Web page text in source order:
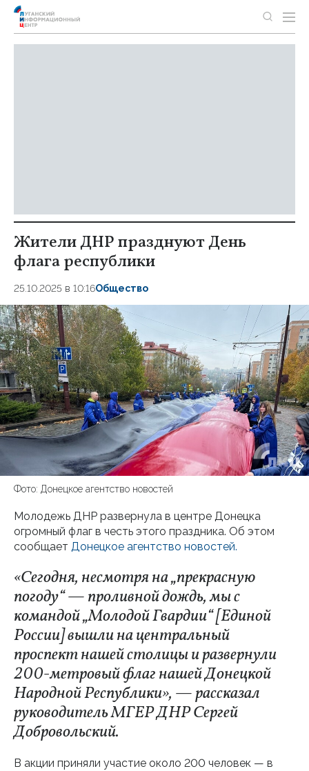
Жители ДНР празднуют День
флага республики
25.10.2025 в 10:16Общество
Фото: Донецкое агентство новостей
Молодежь ДНР развернула в центре Донецка
огромный флаг в честь этого праздника. Об этом
сообщает Донецкое агентство новостей.
«Сегодня, несмотря на „прекрасную
погоду“ — проливной дождь, мы с
командой „Молодой Гвардии“ [Единой
России] вышли на центральный
проспект нашей столицы и развернули
200-метровый флаг нашей Донецкой
Народной Республики», — рассказал
руководитель МГЕР ДНР Сергей
Добровольский.
В акции приняли участие около 200 человек — в